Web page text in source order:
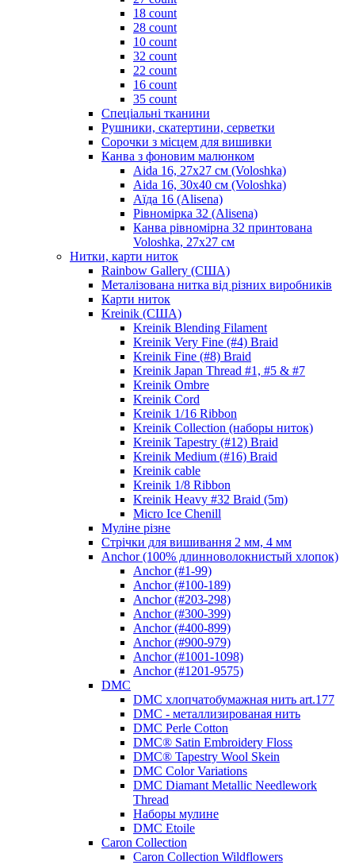
18 count
28 count
10 count
32 count
22 count
16 count
35 count
Спеціальні тканини
Рушники, скатертини, серветки
Сорочки з місцем для вишивки
Канва з фоновим малюнком
Aida 16, 27х27 см (Voloshka)
Aida 16, 30х40 см (Voloshka)
Аїда 16 (Alisena)
Рівномірка 32 (Alisena)
Канва рівномірна 32 принтована
Voloshka, 27х27 см
Нитки, карти ниток
Rainbow Gallery (США)
Металізована нитка від різних виробників
Карти ниток
Kreinik (США)
Kreinik Blending Filament
Kreinik Very Fine (#4) Braid
Kreinik Fine (#8) Braid
Kreinik Japan Thread #1, #5 & #7
Kreinik Ombre
Kreinik Cord
Kreinik 1/16 Ribbon
Kreinik Collection (наборы ниток)
Kreinik Tapestry (#12) Braid
Kreinik Medium (#16) Braid
Kreinik cable
Kreinik 1/8 Ribbon
Kreinik Heavy #32 Braid (5m)
Micro Ice Chenill
Муліне різне
Стрічки для вишивання 2 мм, 4 мм
Anchor (100% длинноволокнистый хлопок)
Anchor (#1-99)
Anchor (#100-189)
Anchor (#203-298)
Anchor (#300-399)
Anchor (#400-899)
Anchor (#900-979)
Anchor (#1001-1098)
Anchor (#1201-9575)
DMC
DMC хлопчатобумажная нить art.177
DMC - металлизированая нить
DMC Perle Cotton
DMC® Satin Embroidery Floss
DMC® Tapestry Wool Skein
DMC Color Variations
DMC Diamant Metallic Needlework
Thread
Наборы мулине
DMC Etoile
Caron Collection
Caron Collection Wildflowers